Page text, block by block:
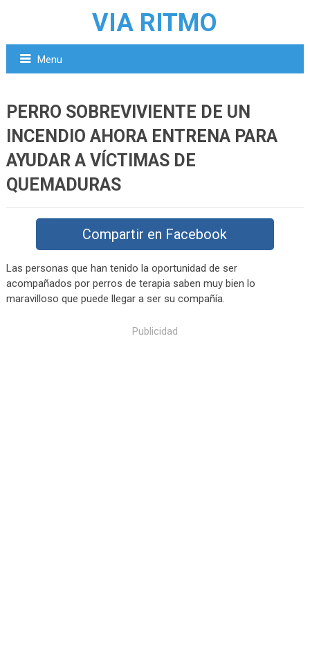
VIA RITMO
Menu
PERRO SOBREVIVIENTE DE UN
INCENDIO AHORA ENTRENA PARA
AYUDAR A VÍCTIMAS DE
QUEMADURAS
Compartir en Facebook
Las personas que han tenido la oportunidad de ser
acompañados por perros de terapia saben muy bien lo
maravilloso que puede llegar a ser su compañía.
Publicidad